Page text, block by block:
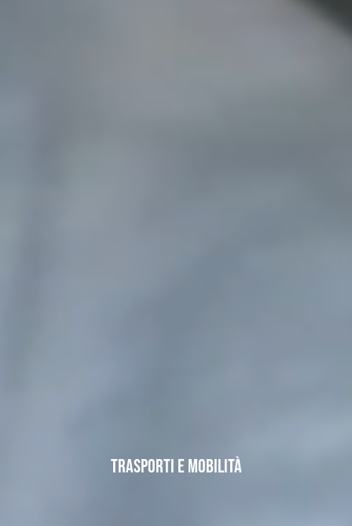
Trasporti e Mobilità